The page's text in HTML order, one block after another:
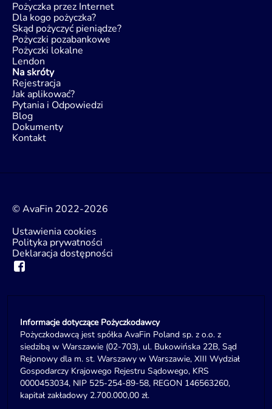
Pożyczka przez Internet
Dla kogo pożyczka?
Skąd pożyczyć pieniądze?
Pożyczki pozabankowe
Pożyczki lokalne
Lendon
Na skróty
Rejestracja
Jak aplikować?
Pytania i Odpowiedzi
Blog
Dokumenty
Kontakt
© AvaFin 2022-2026
Ustawienia cookies
Polityka prywatności
Deklaracja dostępności
Informacje dotyczące Pożyczkodawcy
Pożyczkodawcą jest spółka AvaFin Poland sp. z o.o. z
siedzibą w Warszawie (02-703), ul. Bukowińska 22B, Sąd
Rejonowy dla m. st. Warszawy w Warszawie, XIII Wydział
Gospodarczy Krajowego Rejestru Sądowego, KRS
0000453034, NIP 525-254-89-58, REGON 146563260,
kapitał zakładowy 2.700.000,00 zł.